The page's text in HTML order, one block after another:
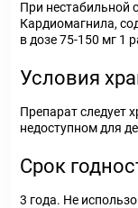
При нестабильной
Кардиомагнила,
в дозе 75-150 мг 1
Условия
Препарат следует
недоступном для
Срок
3 года. Не